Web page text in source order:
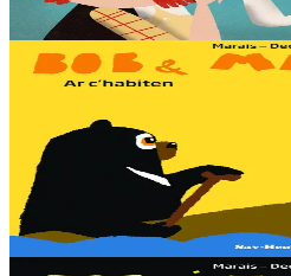
Er stok
13,00 €
3 bloaz hag ouzhpenn
Sav-heol
Bob & Marley - Ar c'habiten
Bob en deus c'hoant da gaout ur
Dougen bri d'ar vignoniezh gant fent
dastumad-mañ.
Er stok7,00 €